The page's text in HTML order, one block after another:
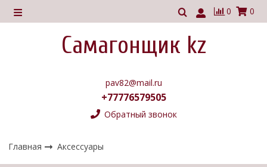
0 0
Самагонщик kz
pav82@mail.ru
+77776579505
Обратный звонок
Главная Аксессуары